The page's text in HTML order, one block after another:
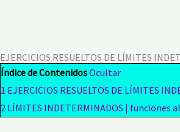
EJERCICIOS RESUELTOS DE LÍMITES
Índice de ContenidosOcultar
1 EJERCICIOS RESUELTOS DE LÍMITES
2 LÍMITES INDETERMINADOS |